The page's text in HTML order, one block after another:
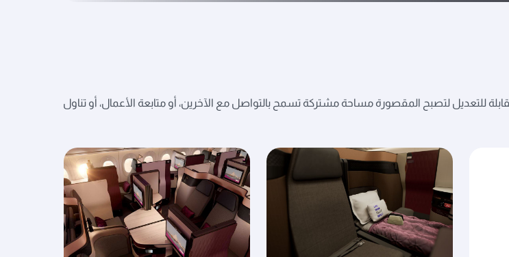
للتعديل لتصبح المقصورة مساحة مشتركة تسمح بالتواصل مع الآخرين، أو متابعة الأعمال، أو تناول